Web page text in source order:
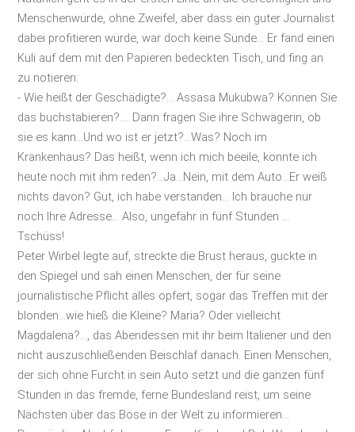
Menschenwürde, ohne Zweifel, aber dass ein guter Journalist
dabei profitieren würde, war doch keine Sünde... Er fand einen
Kuli auf dem mit den Papieren bedeckten Tisch, und fing an
zu notieren:
- Wie heißt der Geschädigte?... Assasa Mukubwa? Können Sie
das buchstabieren?.... Dann fragen Sie ihre Schwägerin, ob
sie es kann...Und wo ist er jetzt?...Was? Noch im
Krankenhaus? Das heißt, wenn ich mich beeile, könnte ich
heute noch mit ihm reden?...Ja...Nein, mit dem Auto...Er weiß
nichts davon? Gut, ich habe verstanden... Ich brauche nur
noch Ihre Adresse... Also, ungefähr in fünf Stunden ...
Tschüss!
Peter Wirbel legte auf, streckte die Brust heraus, guckte in
den Spiegel und sah einen Menschen, der für seine
journalistische Pflicht alles opfert, sogar das Treffen mit der
blonden...wie hieß die Kleine? Maria? Oder vielleicht
Magdalena?..., das Abendessen mit ihr beim Italiener und den
nicht auszuschließenden Beischlaf danach. Einen Menschen,
der sich ohne Furcht in sein Auto setzt und die ganzen fünf
Stunden in das fremde, ferne Bundesland reist, um seine
Nächsten über das Böse in der Welt zu informieren...